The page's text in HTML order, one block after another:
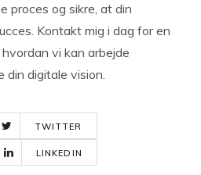
proces og sikre, at din
Kontakt mig i dag for en
vi kan arbejde
din digitale vision.
TWITTER
LINKEDIN